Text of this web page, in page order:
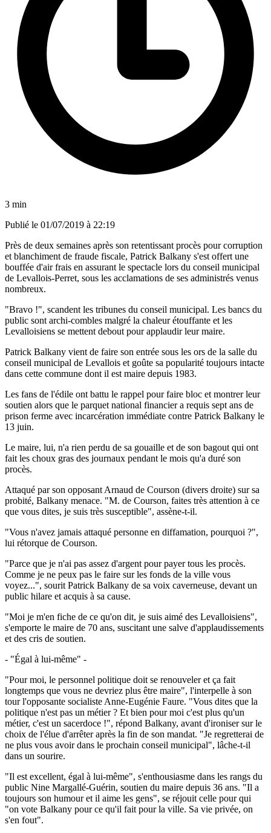
3 min
Publié le 01/07/2019 à 22:19
Près de deux semaines après son retentissant procès pour corruption
et blanchiment de fraude fiscale, Patrick Balkany s'est offert une
bouffée d'air frais en assurant le spectacle lors du conseil municipal
de Levallois-Perret, sous les acclamations de ses administrés venus
nombreux.
"Bravo !", scandent les tribunes du conseil municipal. Les bancs du
public sont archi-combles malgré la chaleur étouffante et les
Levalloisiens se mettent debout pour applaudir leur maire.
Patrick Balkany vient de faire son entrée sous les ors de la salle du
conseil municipal de Levallois et goûte sa popularité toujours intacte
dans cette commune dont il est maire depuis 1983.
Les fans de l'édile ont battu le rappel pour faire bloc et montrer leur
soutien alors que le parquet national financier a requis sept ans de
prison ferme avec incarcération immédiate contre Patrick Balkany le
13 juin.
Le maire, lui, n'a rien perdu de sa gouaille et de son bagout qui ont
fait les choux gras des journaux pendant le mois qu'a duré son
procès.
Attaqué par son opposant Arnaud de Courson (divers droite) sur sa
probité, Balkany menace. "M. de Courson, faites très attention à ce
que vous dites, je suis très susceptible", assène-t-il.
"Vous n'avez jamais attaqué personne en diffamation, pourquoi ?",
lui rétorque de Courson.
"Parce que je n'ai pas assez d'argent pour payer tous les procès.
Comme je ne peux pas le faire sur les fonds de la ville vous
voyez...", sourit Patrick Balkany de sa voix caverneuse, devant un
public hilare et acquis à sa cause.
"Moi je m'en fiche de ce qu'on dit, je suis aimé des Levalloisiens",
s'emporte le maire de 70 ans, suscitant une salve d'applaudissements
et des cris de soutien.
- "Égal à lui-même" -
"Pour moi, le personnel politique doit se renouveler et ça fait
longtemps que vous ne devriez plus être maire", l'interpelle à son
tour l'opposante socialiste Anne-Eugénie Faure. "Vous dites que la
politique n'est pas un métier ? Et bien pour moi c'est plus qu'un
métier, c'est un sacerdoce !", répond Balkany, avant d'ironiser sur le
choix de l'élue d'arrêter après la fin de son mandat. "Je regretterai de
ne plus vous avoir dans le prochain conseil municipal", lâche-t-il
dans un sourire.
"Il est excellent, égal à lui-même", s'enthousiasme dans les rangs du
public Nine Margallé-Guérin, soutien du maire depuis 36 ans. "Il a
toujours son humour et il aime les gens", se réjouit celle pour qui
"on vote Balkany pour ce qu'il fait pour la ville. Sa vie privée, on
s'en fout".